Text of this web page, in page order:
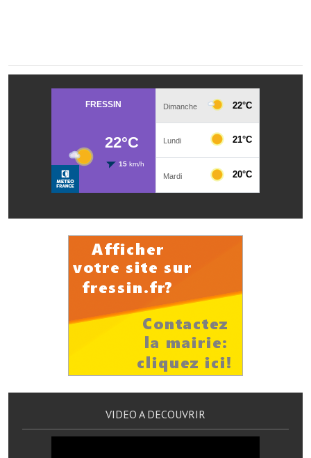
Services publics intercommunaux
Affaires scolaires, CCAS
Eaux, assainissement
France services
France Renov
Déchets ménagers, tri sélectif, encombrants
Services publics communaux
Démarches administratives
Terrains et maisons à vendre
Etablissements scolaires
Equipements sportifsVIDEO A DECOUVRIR